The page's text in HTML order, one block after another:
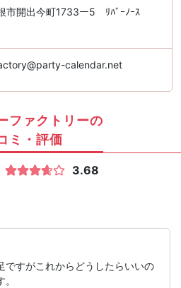
市開出今町1733ー5 ﾘﾊﾞｰﾉｰｽ
calendar.net
ファクトリーの
ミ・評価
3.68
ですがこれからどうしたらいいの